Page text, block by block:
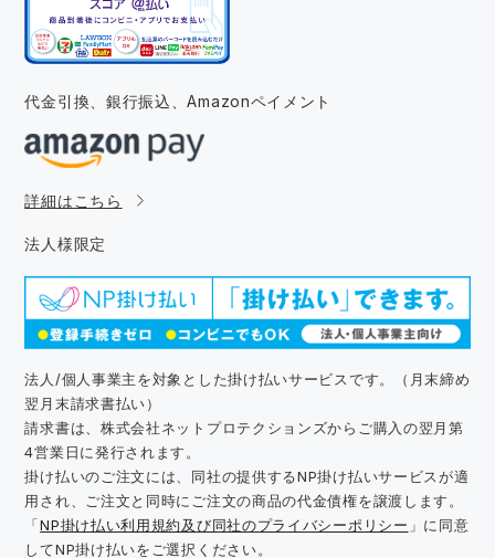
代金引換、銀行振込、Amazonペイメント
詳細はこちら
法人様限定
法人/個人事業主を対象とした掛け払いサービスです。（月末締め
翌月末請求書払い）
請求書は、株式会社ネットプロテクションズからご購入の翌月第
4営業日に発行されます。
掛け払いのご注文には、同社の提供するNP掛け払いサービスが適
用され、ご注文と同時にご注文の商品の代金債権を譲渡します。
「NP掛け払い利用規約及び同社のプライバシーポリシー 」に同意
してNP掛け払いをご選択ください。